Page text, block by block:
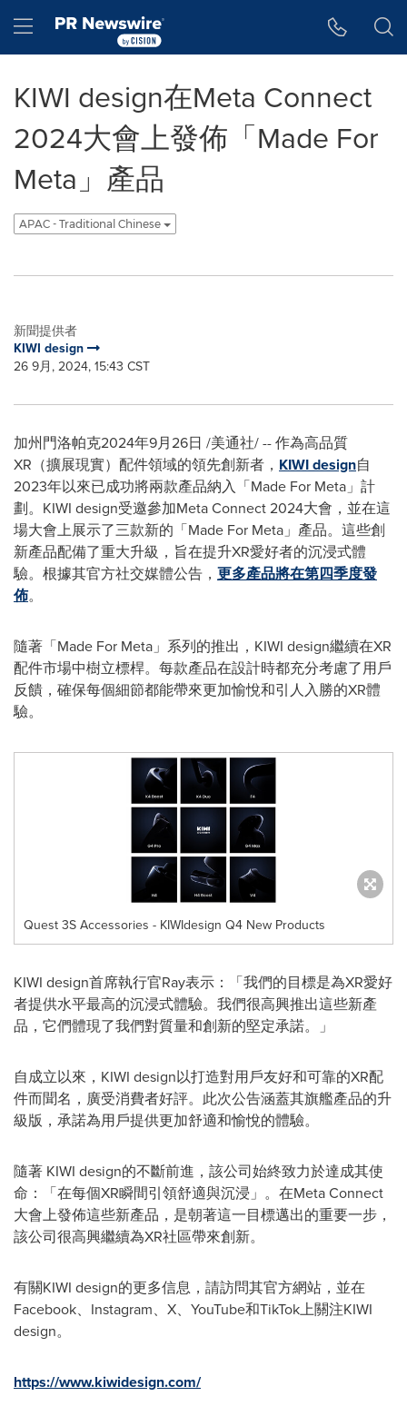
Hamburger menu
KIWI design在Meta Connect
2024大會上發佈「Made For
Meta」產品
APAC - Traditional Chinese
新聞提供者
KIWI design
26 9月, 2024, 15:43 CST
加州門洛帕克2024年9月26日 /美通社/ -- 作為高品質
XR（擴展現實）配件領域的領先創新者， KIWI design自
2023年以來已成功將兩款產品納入「Made For Meta」計
劃。KIWI design受邀參加Meta Connect 2024大會，並在這
場大會上展示了三款新的「Made For Meta」產品。這些創
新產品配備了重大升級，旨在提升XR愛好者的沉浸式體
驗。根據其官方社交媒體公告， 更多產品將在第四季度發
佈。
隨著「Made For Meta」系列的推出，KIWI design繼續在XR
配件市場中樹立標桿。每款產品在設計時都充分考慮了用戶
反饋，確保每個細節都能帶來更加愉悅和引人入勝的XR體
驗。
Quest 3S Accessories - KIWIdesign Q4 New Products
KIWI design首席執行官Ray表示：「我們的目標是為XR愛好
者提供水平最高的沉浸式體驗。我們很高興推出這些新產
品，它們體現了我們對質量和創新的堅定承諾。」
自成立以來，KIWI design以打造對用戶友好和可靠的XR配
件而聞名，廣受消費者好評。此次公告涵蓋其旗艦產品的升
級版，承諾為用戶提供更加舒適和愉悅的體驗。
隨著 KIWI design的不斷前進，該公司始終致力於達成其使
命：「在每個XR瞬間引領舒適與沉浸」。在Meta Connect
大會上發佈這些新產品，是朝著這一目標邁出的重要一步，
該公司很高興繼續為XR社區帶來創新。
有關KIWI design的更多信息，請訪問其官方網站，並在
Facebook、Instagram、X、YouTube和TikTok上關注KIWI
design。
https://www.kiwidesign.com/